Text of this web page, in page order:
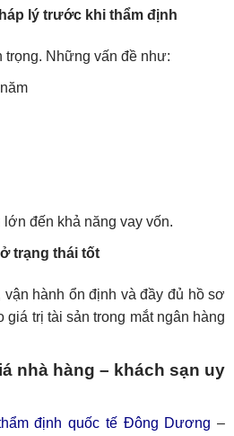
lý trước khi thẩm định
Những vấn đề như:
đến khả năng vay vốn.
trạng thái tốt
vận hành ổn định và đầy đủ hồ sơ
giá trị tài sản trong mắt ngân hàng
nhà hàng – khách sạn uy
định quốc tế Đông Dương –